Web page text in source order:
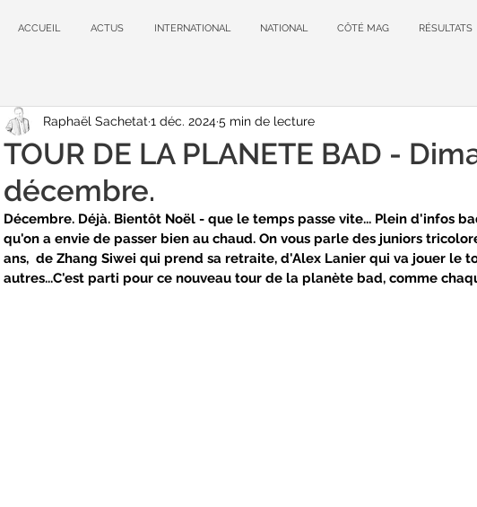
ACCUEIL ACTUS INTERNATIONAL NATIONAL CÔTÉ MAG RÉSULTATS
TOUR DE LA PLANETE BAD -
décembre.
Raphaël Sachetat 1 déc. 20245 min de lecture
Décembre. Déjà. Bientôt Noël - que le temps passe vite... Plein d'infos
qu'on a envie de passer bien au chaud. On vous parle des juniors
ans,  de Zhang Siwei qui prend sa retraite, d'Alex Lanier qui va jouer le
autres...C'est parti pour ce nouveau tour de la planète bad, comme